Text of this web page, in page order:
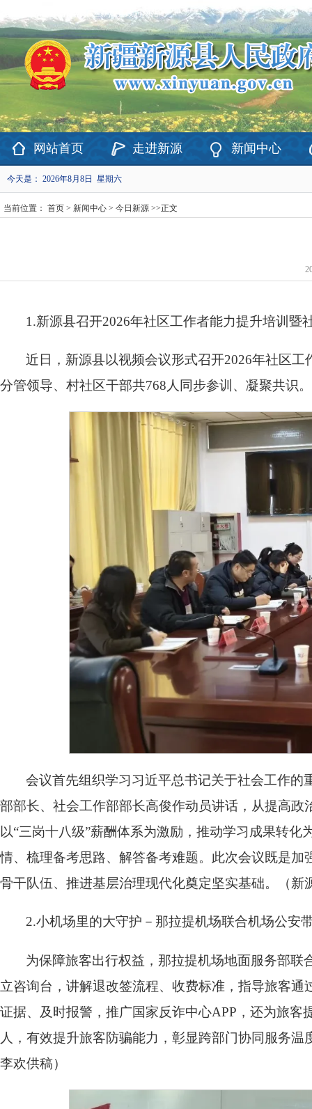
欢迎访问新疆维吾尔自治区新源县政府网站！
网站首页 走进新源 新闻中心
今天是： 2026年8月8日 星期六
当前位置： 首页 > 新闻中心 > 今日新源 >>正文
1.新源县召开2026年社区工作者能力提升培训暨
近日，新源县以视频会议形式召开2026年社区
分管领导、村社区干部共768人同步参训、凝聚共识。
会议首先组织学习习近平总书记关于社会工作
部部长、社会工作部部长高俊作动员讲话，从提高
以“三岗十八级”薪酬体系为激励，推动学习成果转
情、梳理备考思路、解答备考难题。此次会议既是
骨干队伍、推进基层治理现代化奠定坚实基础。（新
2.小机场里的大守护－那拉提机场联合机场公安
为保障旅客出行权益，那拉提机场地面服务部
立咨询台，讲解退改签流程、收费标准，指导旅客
证据、及时报警，推广国家反诈中心APP，还为旅
人，有效提升旅客防骗能力，彰显跨部门协同服务
李欢供稿）